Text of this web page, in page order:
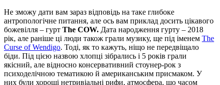
Не зможу дати вам зараз відповідь на таке глибоке
антропологічне питання, але ось вам приклад досить цікавого
божевілля – гурт The COW. Дата народження гурту – 2018
рік, але раніше ці люди також грали музику, ще під іменем The
Curse of Wendigo. Тоді, як то кажуть, ніщо не передвіщало
біди. Під цією назвою хлопці зібрались і 5 років грали
якісний, але відносно консервативний стоунер-рок з
психоделічною тематикою й американським присмаком. У
них були хороші нетривіальні рифи, атмосфера, що часом